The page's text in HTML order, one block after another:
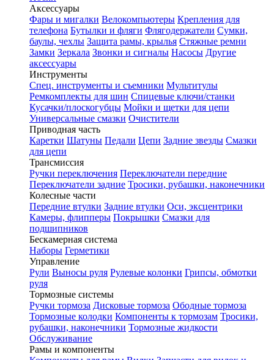
Аксессуары
Фары и мигалки Велокомпьютеры Крепления для
телефона Бутылки и фляги Флягодержатели Сумки,
баулы, чехлы Защита рамы, крылья Стяжные ремни
Замки Зеркала Звонки и сигналы Насосы Другие
аксессуары
Инструменты
Спец. инструменты и съемники Мультитулы
Ремкомплекты для шин Спицевые ключи/станки
Кусачки/плоскогубцы Мойки и щетки для цепи
Универсальные смазки Очистители
Приводная часть
Каретки Шатуны Педали Цепи Задние звезды Смазки
для цепи
Трансмиссия
Ручки переключения Переключатели передние
Переключатели задние Тросики, рубашки, наконечники
Колесные части
Передние втулки Задние втулки Оси, эксцентрики
Камеры, флипперы Покрышки Смазки для
подшипников
Бескамерная система
Наборы Герметики
Управление
Рули Выносы руля Рулевые колонки Грипсы, обмотки
руля
Тормозные системы
Ручки тормоза Дисковые тормоза Ободные тормоза
Тормозные колодки Компоненты к тормозам Тросики,
рубашки, наконечники Тормозные жидкости
Обслуживание
Рамы и компоненты